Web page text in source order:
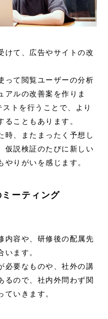
けて、広告やサイトの改
って閲覧ユーザーの分析
アルの改善案を作りま
トを行うことで、より
こともあります。
時、またまったく予想し
仮説検証のたびに新しい
りがいを感じます。
ーティング
内容や、研修後の配属先
います。
必要なものや、社外の講
るので、社内外問わず関
いきます。